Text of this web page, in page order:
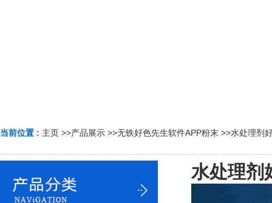
当前位置 : 主页 >>产品展示 >>无铁好色先生软件APP粉末 >>水处理剂
水处理剂